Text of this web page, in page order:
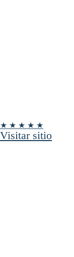
★ ★ ★ ★ ★
Visitar sitio